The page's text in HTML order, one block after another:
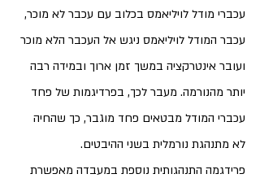
עכברי מודל לויליאמס בכלוב עם עכבר לא מוכר,
עכבר המודל לויליאמס ניגש אל העכבר הלא מוכר
ועובר אינטרקציה במשך זמן ארוך ובמידה רבה
יותר מהנורמה. מעבר לכך, בפרדיגמות של פחד
עכברי המודל מבטאים פחד מוגבר, כך שהחיה
לא מתנהגת נורמלית בשני ההיבטים.
פרידגמה התנהגותית נוספת במעבדה מאפשרת